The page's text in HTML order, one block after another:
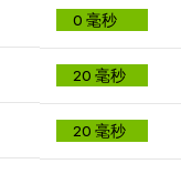
0 毫秒
20 毫秒
20 毫秒